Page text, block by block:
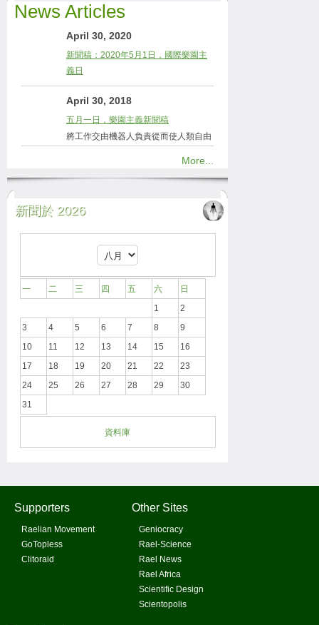
News Articles
April 30, 2020
新聞稿：2020年5月1日，國際樂園主
義日
April 30, 2018
五月一日，樂園主義新聞稿
將工作交由機器人負責從而使人類自由
More...
新聞於 2026
一 二 三 四 五 六
日
1
2
3
4 5 6 7 8
9
10
11 12 13 14 15
16
17
18 19 20 21 22
23
24
25 26 27 28 29
30
31
資料庫
Supporters
Raelian Movement
GoTopless
Clitoraid
Other Sites
Geniocracy
Rael-Science
Rael News
Rael Africa
Scientific Design
Scientopolis